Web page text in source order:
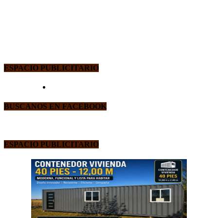
ESPACIO PUBLICITARIO
BUSCANOS EN FACEBOOK
ESPACIO PUBLICITARIO